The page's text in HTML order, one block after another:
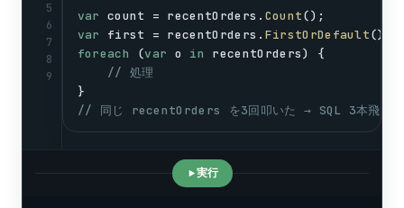
5
6
7
8
9
var count = recentOrders . Count();
var
first = recentOrders . FirstOrDefault();
foreach
(var o in recentOrders) {
// 処理
}
// 同じ recentOrders を3回叩いた → SQL 3本飛ん
実行